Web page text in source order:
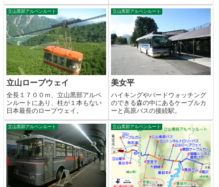
立山黒部アルペンルート
立山ロープウェイ
全長１７００ｍ、立山黒部アルペ
ンルートにあり、柱が１本もない
日本最長のロープウェイ。
立山黒部アルペンルート
美女平
ハイキングやバードウォッチング
のできる森の中にあるケーブルカ
ーと高原バスの接続駅。
立山黒部アルペンルート 立山黒部アルペンルート